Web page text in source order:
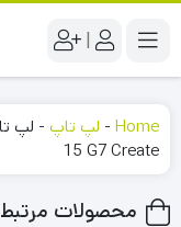
|
Home
- لپ تاپ -
15 G7 Create
محصولات مرتبط